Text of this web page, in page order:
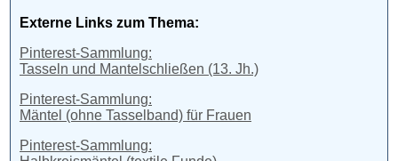
Externe Links zum Thema:
Pinterest-Sammlung:
Tasseln und Mantelschließen (13. Jh.)
Pinterest-Sammlung:
Mäntel (ohne Tasselband) für Frauen
Pinterest-Sammlung: